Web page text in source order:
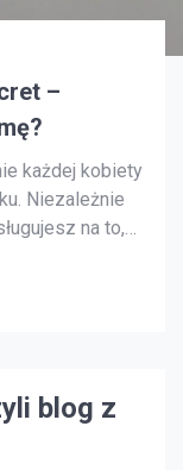
–
każdej kobiety
Niezależnie
na to,
zewnątrz, jak i
pracujemy,
blog z